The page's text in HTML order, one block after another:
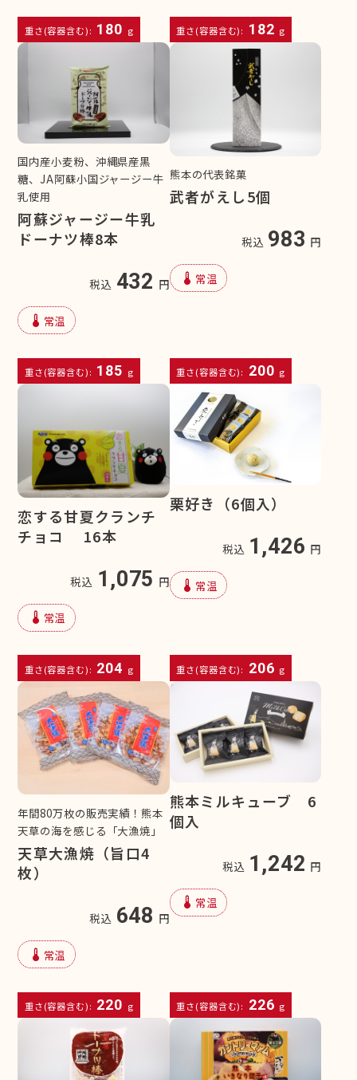
重さ(容器含む): 180 g 重さ(容器含む): 182 g
国内産小麦粉、沖縄県産黒
糖、JA阿蘇小国ジャージー牛
乳使用
阿蘇ジャージー牛乳
ドーナツ棒8本
税込 432 円
device_thermostat 常温
重さ(容器含む): 185 g
熊本の代表銘菓
武者がえし5個
税込 983 円
device_thermostat 常温
重さ(容器含む): 200 g
恋する甘夏クランチ
チョコ 16本
税込 1,075 円
device_thermostat 常温
重さ(容器含む): 204 g
栗好き（6個入）
税込 1,426 円
device_thermostat 常温
重さ(容器含む): 206 g
年間80万枚の販売実績！熊本
天草の海を感じる「大漁焼」
天草大漁焼（旨口4
枚）
税込 648 円
device_thermostat 常温
重さ(容器含む): 220 g
熊本ミルキューブ 6
個入
税込 1,242 円
device_thermostat 常温
重さ(容器含む): 226 g